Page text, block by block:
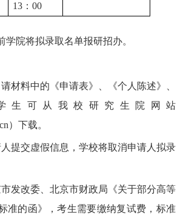
13： 00
学院将拟录取名单报研招办。
请材料中的《申请表》、《个人陈述》、
生可从我校研究生院网站
）下载。
人提交虚假信息，学校将取消申请人拟录
市发改委、北京市财政局《关于部分高等
准的函》，考生需要缴纳复试费，标准